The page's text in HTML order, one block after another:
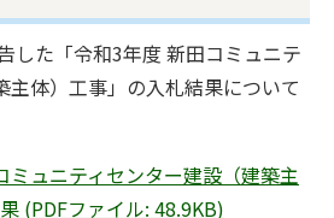
した「令和3年度 新田コミュニテ
主体）工事」の入札結果について
ミュニティセンター建設（建築主
(PDFファイル: 48.9KB)